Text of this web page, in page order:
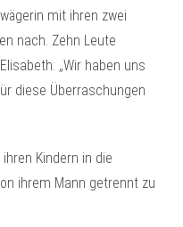
mit ihren zwei
nach. Zehn Leute
„Wir haben uns
diese Überraschungen
Kindern in die
ihrem Mann getrennt zu